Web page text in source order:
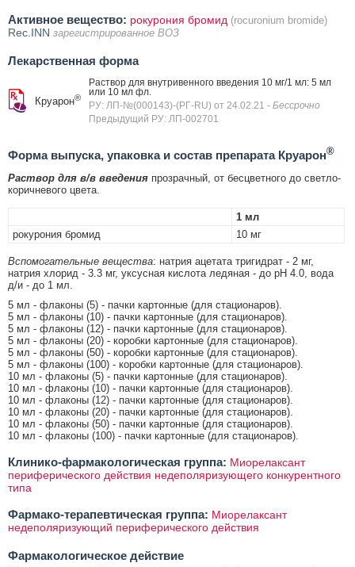
Активное вещество: рокурония бромид (rocuronium bromide)
Rec.INN зарегистрированное ВОЗ
Лекарственная форма
Круарон®
Раствор для внутривенного введения 10 мг/1 мл: 5 мл
или 10 мл фл.
РУ: ЛП-№(000143)-(РГ-RU) от 24.02.21 - Бессрочно
Предыдущий РУ: ЛП-002701
Форма выпуска, упаковка и состав препарата Круарон®
Раствор для в/в введения прозрачный, от бесцветного до светло-
коричневого цвета.
1 мл
рокурония бромид
10 мг
Вспомогательные вещества: натрия ацетата тригидрат - 2 мг,
натрия хлорид - 3.3 мг, уксусная кислота ледяная - до pH 4.0, вода
д/и - до 1 мл.
5 мл - флаконы (5) - пачки картонные (для стационаров).
5 мл - флаконы (10) - пачки картонные (для стационаров).
5 мл - флаконы (12) - пачки картонные (для стационаров).
5 мл - флаконы (20) - коробки картонные (для стационаров).
5 мл - флаконы (50) - коробки картонные (для стационаров).
5 мл - флаконы (100) - коробки картонные (для стационаров).
10 мл - флаконы (5) - пачки картонные (для стационаров).
10 мл - флаконы (10) - пачки картонные (для стационаров).
10 мл - флаконы (12) - пачки картонные (для стационаров).
10 мл - флаконы (20) - пачки картонные (для стационаров).
10 мл - флаконы (50) - пачки картонные (для стационаров).
10 мл - флаконы (100) - пачки картонные (для стационаров).
Клинико-фармакологическая группа: Миорелаксант
периферического действия недеполяризующего конкурентного
типа
Фармако-терапевтическая группа: Миорелаксант
недеполяризующий периферического действия
Фармакологическое действие